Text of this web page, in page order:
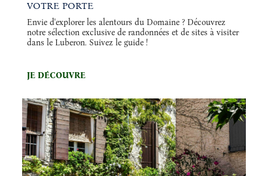
VOTRE PORTE
Envie d'explorer les alentours du Domaine ? Découvrez
notre sélection exclusive de randonnées et de sites à visiter
dans le Luberon. Suivez le guide !
JE DÉCOUVRE